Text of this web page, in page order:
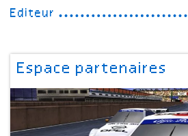
Editeur
Espace partenaires